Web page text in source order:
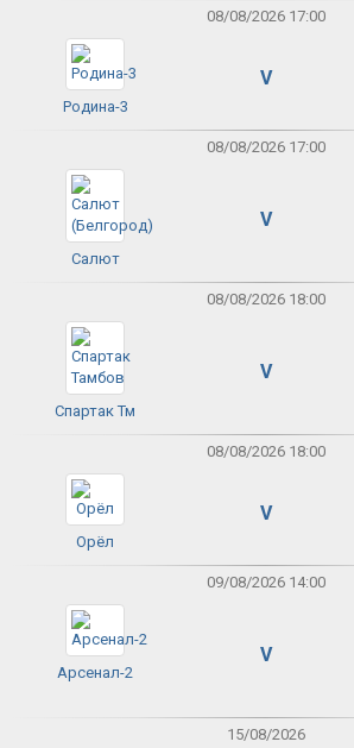
08/08/2026 17:00
Родина-3
V
08/08/2026 17:00
Салют
V
08/08/2026 18:00
Спартак Тм
V
08/08/2026 18:00
Орёл
V
09/08/2026 14:00
Арсенал-2
V
15/08/2026